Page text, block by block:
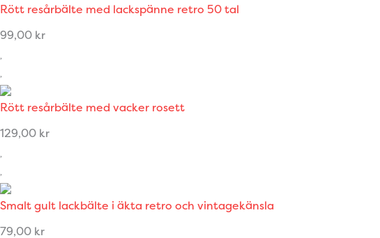
Rött resårbälte med lackspänne retro 50 tal
99,00 kr
Rött resårbälte med vacker rosett
129,00 kr
Smalt gult lackbälte i äkta retro och vintagekänsla
79,00 kr